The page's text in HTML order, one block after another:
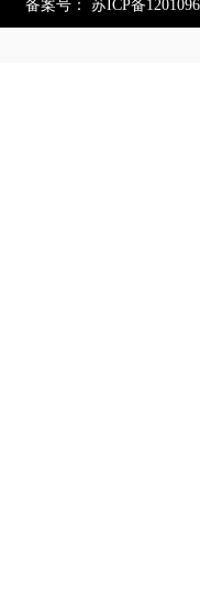
备案号： 苏ICP备